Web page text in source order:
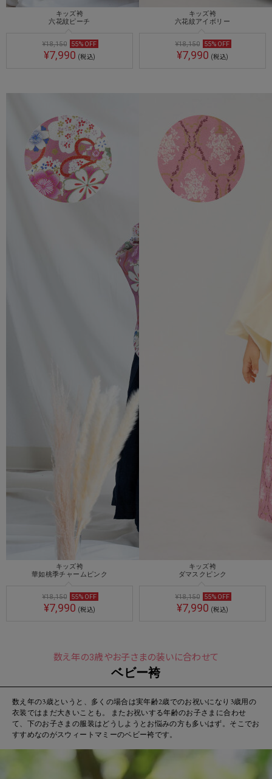
キッズ袴
六花紋ピーチ
¥18,150 55% OFF
¥7,990 (税込)
キッズ袴
六花紋アイボリー
¥18,150 55% OFF
¥7,990 (税込)
キッズ袴
華如桃季チャームピンク
¥18,150 55% OFF
¥7,990 (税込)
キッズ袴
ダマスクピンク
¥18,150 55% OFF
¥7,990 (税込)
数え年の3歳やお子さまの装いに合わせて
ベビー袴
数え年の3歳というと、多くの場合は実年齢2歳でのお祝いになり3歳用の
衣装ではまだ大きいことも。 またお祝いする年齢のお子さまに合わせ
て、下のお子さまの服装はどうしようとお悩みの方も多いはず。そこでお
すすめなのがスウィートマミーのベビー袴です。